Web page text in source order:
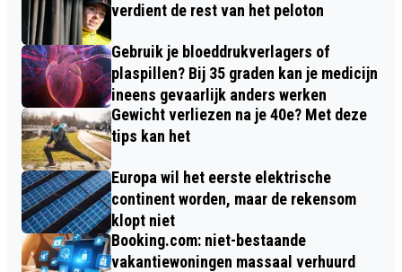
verdient de rest van het peloton
Gebruik je bloeddrukverlagers of
plaspillen? Bij 35 graden kan je medicijn
ineens gevaarlijk anders werken
Gewicht verliezen na je 40e? Met deze
tips kan het
Europa wil het eerste elektrische
continent worden, maar de rekensom
klopt niet
Booking.com: niet-bestaande
vakantiewoningen massaal verhuurd